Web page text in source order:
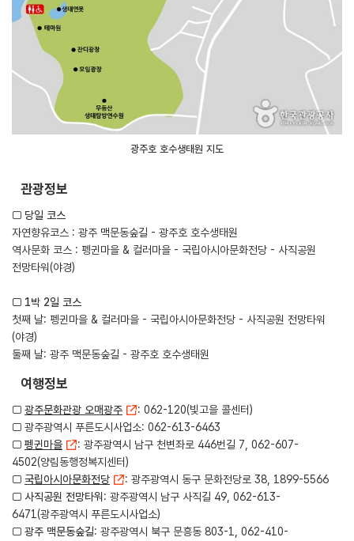
광주호 호수생태원 지도
관광정보
□ 당일 코스
자연향유코스 : 광주 맥문동숲길 - 광주호 호수생태원
역사문화 코스 : 펭귄마을 & 컬러마을 - 국립아시아문화전당 - 사직공원
전망타워(야경)
□ 1박 2일 코스
첫째 날: 펭귄마을 & 컬러마을 - 국립아시아문화전당 - 사직공원 전망타워
(야경)
둘째 날: 광주 맥문동숲길 - 광주호 호수생태원
여행정보
□ 광주문화관광 오매광주
: 062-120(빛고을 콜센터)
□ 광주광역시 푸른도시사업소: 062-613-6463
□ 펭귄마을
: 광주광역시 남구 천변좌로 446번길 7, 062-607-
4502(양림동행정복지센터)
□ 국립아시아문화전당
: 광주광역시 동구 문화전당로 38, 1899-5566
□ 사직공원 전망타워 : 광주광역시 남구 사직길 49, 062-613-
6471(광주광역시 푸른도시사업소)
□ 광주 맥문동숲길: 광주광역시 북구 문흥동 803-1, 062-410-